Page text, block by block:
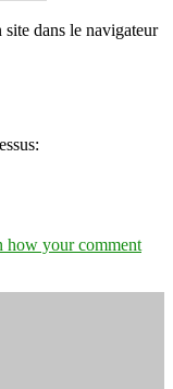
dans le navigateur
how your comment